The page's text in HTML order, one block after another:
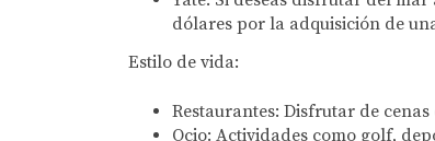
dólares por la adquisición de
Estilo de vida:
Restaurantes: Disfrutar de cenas
Ocio: Actividades como golf,